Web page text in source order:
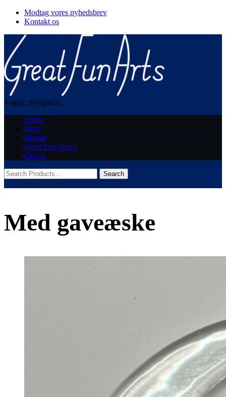
Modtag vores nyhedsbrev
Kontakt os
Toggle navigation
Home
Shop
Messer
Great Fun News
Om os
Med gaveæske